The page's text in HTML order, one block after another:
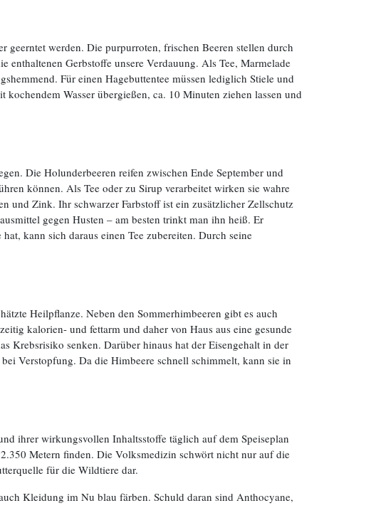
geerntet werden. Die purpurroten, frischen Beeren stellen durch
Gerbstoffe unsere Verdauung. Als Tee, Marmelade
Für einen Hagebuttentee müssen lediglich Stiele und
Wasser übergießen, ca. 10 Minuten ziehen lassen und
Die Holunderbeeren reifen zwischen Ende September und
können. Als Tee oder zu Sirup verarbeitet wirken sie wahre
und Zink. Ihr schwarzer Farbstoff ist ein zusätzlicher Zellschutz
gegen Husten – am besten trinkt man ihn heiß. Er
kann sich daraus einen Tee zubereiten. Durch seine
Heilpflanze. Neben den Sommerhimbeeren gibt es auch
kalorien- und fettarm und daher von Haus aus eine gesunde
Krebsrisiko senken. Darüber hinaus hat der Eisengehalt in der
Verstopfung. Da die Himbeere schnell schimmelt, kann sie in
ihrer wirkungsvollen Inhaltsstoffe täglich auf dem Speiseplan
Metern finden. Die Volksmedizin schwört nicht nur auf die
für die Wildtiere dar.
Kleidung im Nu blau färben. Schuld daran sind Anthocyane,